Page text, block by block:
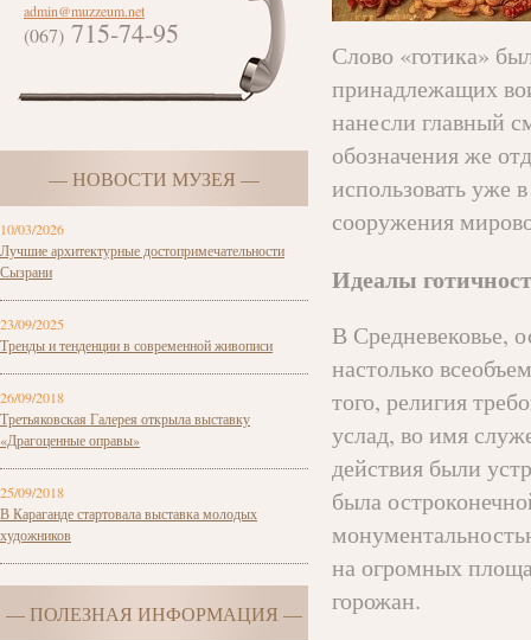
admin@muzzeum.net
(067) 715-74-95
— НОВОСТИ МУЗЕЯ —
10/03/2026
Лучшие архитектурные достопримечательности
Сызрани
23/09/2025
Тренды и тенденции в современной живописи
26/09/2018
Третьяковская Галерея открыла выставку
«Драгоценные оправы»
25/09/2018
В Караганде стартовала выставка молодых
художников
— ПОЛЕЗНАЯ ИНФОРМАЦИЯ —
Слово «готика»
принадлежащих
нанесли главный
обозначения же
использовать уже
сооружения
Идеалы
В Средневековье,
настолько
того, религия
услад, во имя
действия были
была
на огромных
горожан.